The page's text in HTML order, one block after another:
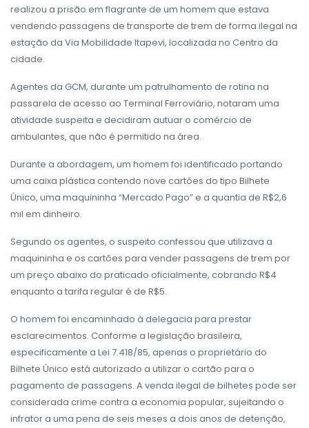
realizou a prisão em flagrante de um homem que estava
vendendo passagens de transporte de trem de forma ilegal na
estação da Via Mobilidade Itapevi, localizada no Centro da
cidade.
Agentes da GCM, durante um patrulhamento de rotina na
passarela de acesso ao Terminal Ferroviário, notaram uma
atividade suspeita e decidiram autuar o comércio de
ambulantes, que não é permitido na área.
Durante a abordagem, um homem foi identificado portando
uma caixa plástica contendo nove cartões do tipo Bilhete
Único, uma maquininha “Mercado Pago” e a quantia de R$2,6
mil em dinheiro.
Segundo os agentes, o suspeito confessou que utilizava a
maquininha e os cartões para vender passagens de trem por
um preço abaixo do praticado oficialmente, cobrando R$4
enquanto a tarifa regular é de R$5.
O homem foi encaminhado à delegacia para prestar
esclarecimentos. Conforme a legislação brasileira,
especificamente a Lei 7.418/85, apenas o proprietário do
Bilhete Único está autorizado a utilizar o cartão para o
pagamento de passagens. A venda ilegal de bilhetes pode ser
considerada crime contra a economia popular, sujeitando o
infrator a uma pena de seis meses a dois anos de detenção,